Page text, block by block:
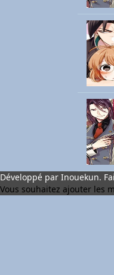
Développé par Inouekun.
Vous souhaitez ajouter les